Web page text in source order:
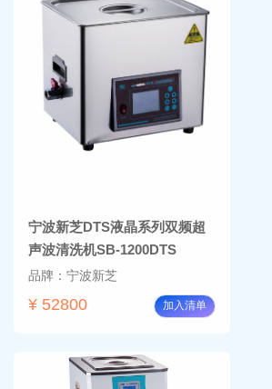
宁波新芝DTS液晶系列双频超
声波清洗机SB-1200DTS
品牌：宁波新芝
¥ 52800 加入清单